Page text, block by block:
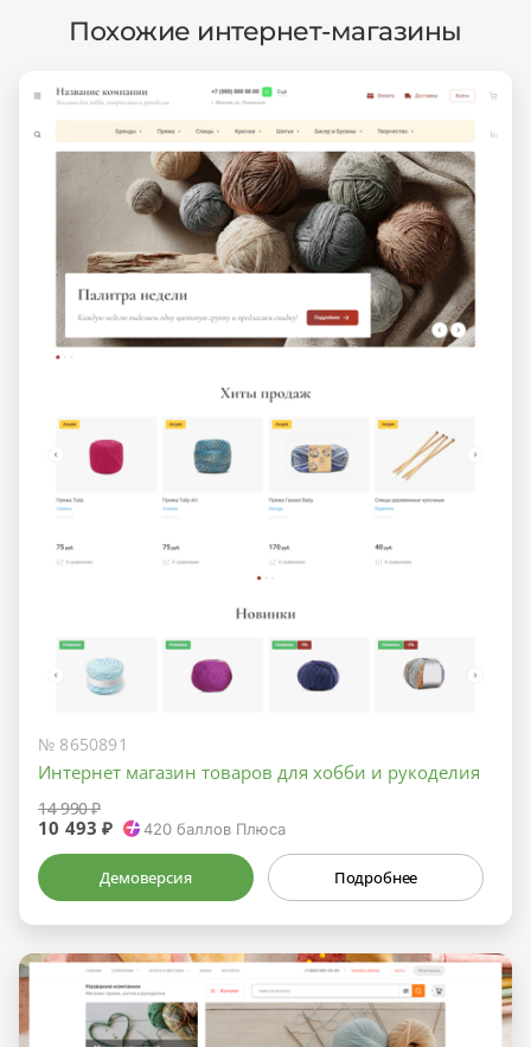
Похожие интернет-магазины
№ 8650891
Интернет магазин товаров для хобби и рукоделия
14 990 ₽
10 493 ₽ 420баллов Плюса
Демоверсия Подробнее